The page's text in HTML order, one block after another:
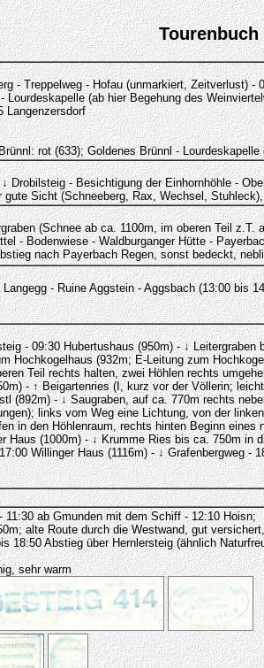
Tourenbuch
- Treppelweg - Hofau (unmarkiert, Zeitverlust)
(ab hier Begehung des
Langenzersdorf
rot (633); Goldenes Brünnl - Lourdeskapelle
Drobilsteig - Besichtigung der Einhornhöhle -
gute Sicht (Schneeberg, Rax, Wechsel,
(Schnee ab ca. 1100m, im oberen Teil
- Bodenwiese - Waldburganger Hütte -
nach Payerbach Regen, sonst bedeckt,
- Ruine Aggstein - Aggsbach (13:00 bis
- 09:30 Hubertushaus (950m) - ↓ Leitergraben
Hochkogelhaus (932m; E-Leitung zum
Teil rechts halten, zwei Höhlen rechts
- ↑ Beigartenries (I, kurz vor der Völlerin;
(892m) - ↓ Saugraben, auf ca. 770m rechts
links vom Weg eine Lichtung, von der
in den Höhlenraum, rechts hinten Beginn
Haus (1000m) - ↓ Krumme Ries bis ca. 750m
Willinger Haus (1116m) - ↓ Grafenbergweg -
ab Gmunden mit dem Schiff - 12:10 Hoisn;
alte Route durch die Westwand, gut
18:50 Abstieg über Hernlersteig (ähnlich
sehr warm